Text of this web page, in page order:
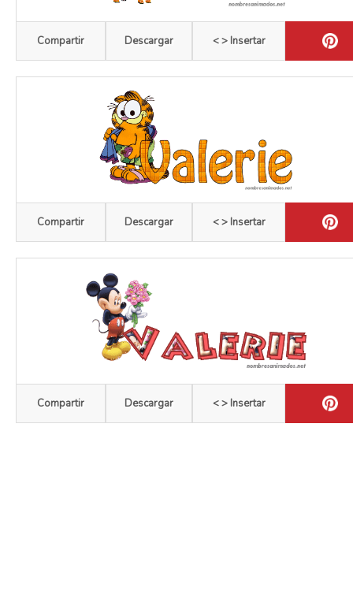
Compartir Descargar < > Insertar
Compartir Descargar < > Insertar
Compartir Descargar < > Insertar